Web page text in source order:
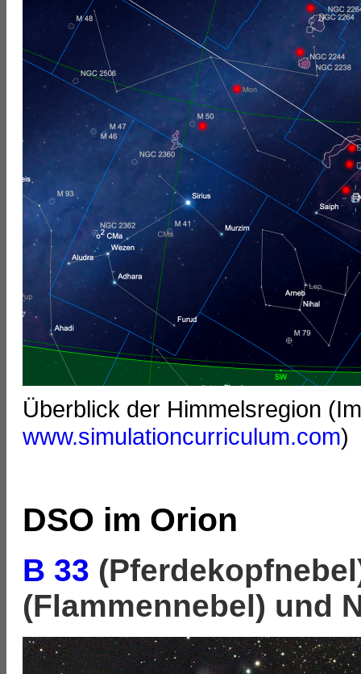
Überblick der Himmelsregion
www.simulationcurriculum.com)
DSO im Orion
B 33
(Flammennebel) und